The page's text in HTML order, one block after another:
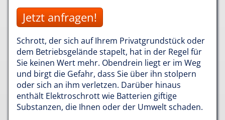
Jetzt anfragen!
Schrott, der sich auf Ihrem Privatgrundstück oder
dem Betriebsgelände stapelt, hat in der Regel für
Sie keinen Wert mehr. Obendrein liegt er im Weg
und birgt die Gefahr, dass Sie über ihn stolpern
oder sich an ihm verletzen. Darüber hinaus
enthält Elektroschrott wie Batterien giftige
Substanzen, die Ihnen oder der Umwelt schaden.